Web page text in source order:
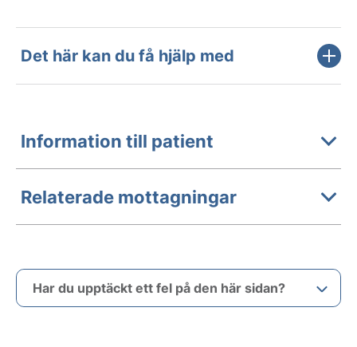
Det här kan du få hjälp med
Information till patient
Relaterade mottagningar
Har du upptäckt ett fel på den här sidan?